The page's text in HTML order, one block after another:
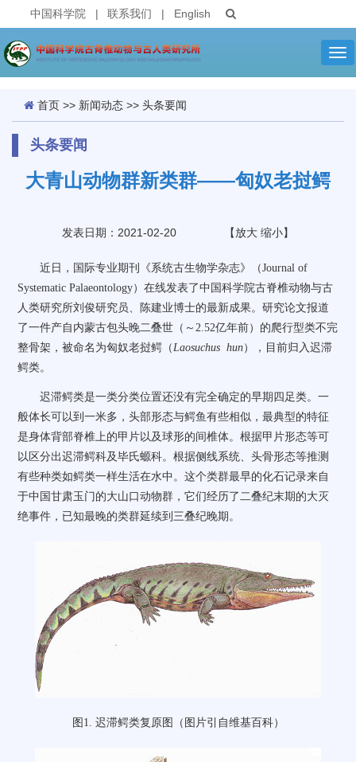
中国科学院 | 联系我们 | English
首页 >> 新闻动态 >> 头条要闻
头条要闻
大青山动物群新类群——匈奴老挝鳄
发表日期：2021-02-20 【放大 缩小】
近日，国际专业期刊《系统古生物学杂志》（Journal of
Systematic Palaeontology）在线发表了中国科学院古脊椎动物与古
人类研究所刘俊研究员、陈建业博士的最新成果。研究论文报道
了一件产自内蒙古包头晚二叠世（～2.52亿年前）的爬行型类不完
整骨架，被命名为匈奴老挝鳄（Laosuchus hun），目前归入迟滞
鳄类。
迟滞鳄类是一类分类位置还没有完全确定的早期四足类。一
般体长可以到一米多，头部形态与鳄鱼有些相似，最典型的特征
是身体背部脊椎上的甲片以及球形的间椎体。根据甲片形态等可
以区分出迟滞鳄科及毕氏螈科。根据侧线系统、头骨形态等推测
有些种类如鳄类一样生活在水中。这个类群最早的化石记录来自
于中国甘肃玉门的大山口动物群，它们经历了二叠纪末期的大灭
绝事件，已知最晚的类群延续到三叠纪晚期。
图 1. 迟滞鳄类复原图（图片引自维基百科）